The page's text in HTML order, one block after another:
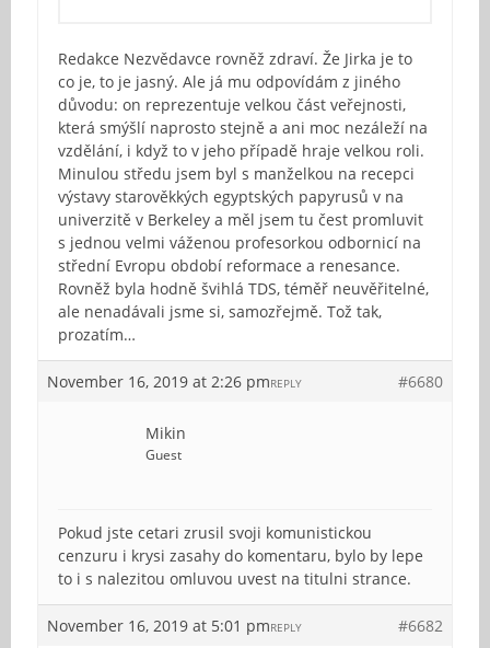
Redakce Nezvědavce rovněž zdraví. Že Jirka je to
co je, to je jasný. Ale já mu odpovídám z jiného
důvodu: on reprezentuje velkou část veřejnosti,
která smýšlí naprosto stejně a ani moc nezáleží na
vzdělání, i když to v jeho případě hraje velkou roli.
Minulou středu jsem byl s manželkou na recepci
výstavy starověkkých egyptských papyrusů v na
univerzitě v Berkeley a měl jsem tu čest promluvit
s jednou velmi váženou profesorkou odbornicí na
střední Evropu období reformace a renesance.
Rovněž byla hodně švihlá TDS, téměř neuvěřitelné,
ale nenadávali jsme si, samozřejmě. Tož tak,
prozatím…
November 16, 2019 at 2:26 pm #6680
REPLY
Mikin
Guest
Pokud jste cetari zrusil svoji komunistickou
cenzuru i krysi zasahy do komentaru, bylo by lepe
to i s nalezitou omluvou uvest na titulni strance.
November 16, 2019 at 5:01 pm #6682
REPLY